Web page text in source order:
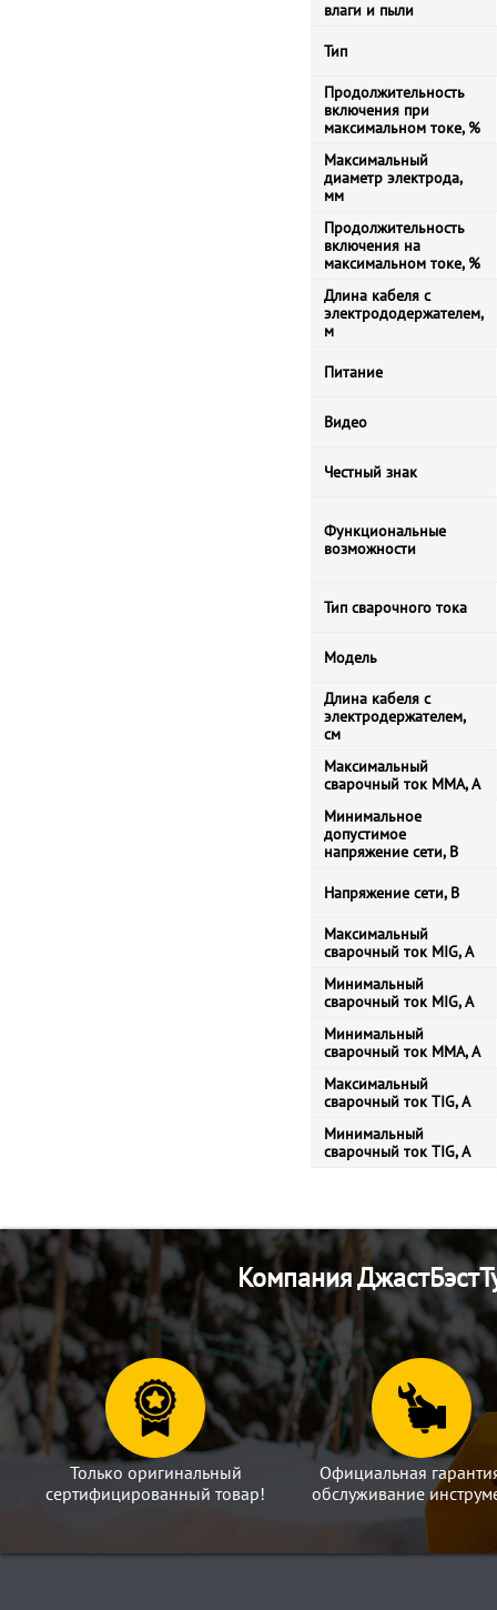
влаги и пыли
Тип
Продолжительность
включения при
максимальном токе, %
Максимальный
диаметр электрода,
мм
Продолжительность
включения на
максимальном токе, %
Длина кабеля с
электрододержателем,
м
Питание
Видео
Честный знак
Функциональные
возможности
Тип сварочного тока
Модель
Длина кабеля с
электродержателем,
см
Максимальный
сварочный ток MMA, А
Минимальное
допустимое
напряжение сети, В
Напряжение сети, В
Максимальный
сварочный ток MIG, А
Минимальный
сварочный ток MIG, А
Минимальный
сварочный ток MMA, А
Максимальный
сварочный ток TIG, А
Минимальный
сварочный ток TIG, А
Компания
Только оригинальный
сертифицированный товар!
Официальная
обслуживание